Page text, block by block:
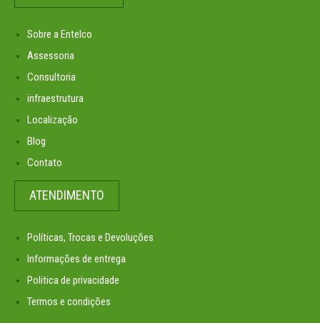
Sobre a Entelco
Assessoria
Consultoria
infraestrutura
Localização
Blog
Contato
ATENDIMENTO
Políticas, Trocas e Devoluções
Informações de entrega
Politica de privacidade
Termos e condições